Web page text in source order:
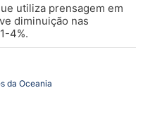
utiliza prensagem em
diminuição nas
4%.
da Oceania